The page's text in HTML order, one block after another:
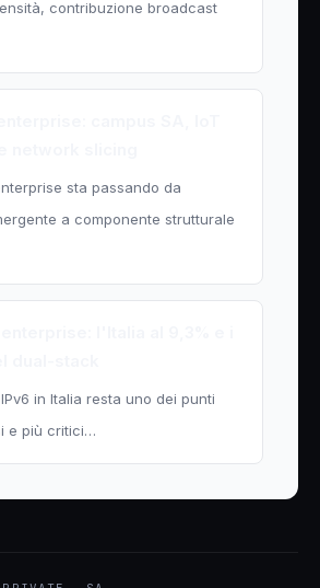
contribuzione broadcast
sta passando da
a componente strutturale
in Italia resta uno dei punti
e più critici…